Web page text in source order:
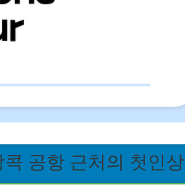
공항 근처의 첫인상